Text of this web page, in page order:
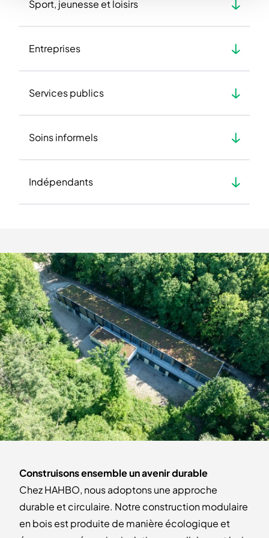
Sport, jeunesse et loisirs
Entreprises
Services publics
Soins informels
Indépendants
Construisons ensemble un avenir durable
Chez HAHBO, nous adoptons une approche
durable et circulaire. Notre construction modulaire
en bois est produite de manière écologique et